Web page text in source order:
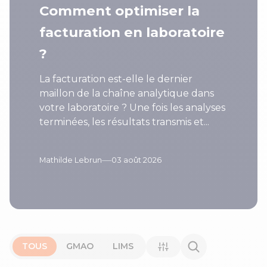
Comment optimiser la
facturation en laboratoire
?
La facturation est-elle le dernier
maillon de la chaîne analytique dans
votre laboratoire ? Une fois les analyses
terminées, les résultats transmis et...
Mathilde Lebrun—03 août 2026
TOUS GMAO LIMS